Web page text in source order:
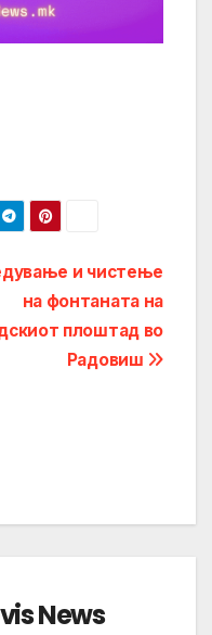
и чистење
на фонтаната на
плоштад во
Радовиш
News